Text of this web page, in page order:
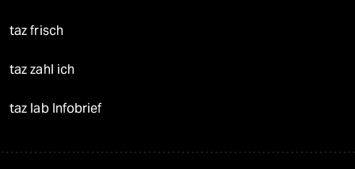
taz frisch
taz zahl ich
taz lab Infobrief